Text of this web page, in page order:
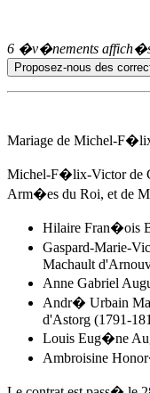
6 �v�nements
Mariage de Michel-
Michel-F�lix-Victor de
Arm�es du Roi, et de
Hilaire Fran�ois
Gaspard-Marie-
Machault
Anne Gabriel
Andr� Urbain
d'Astorg (1791-
Louis Eug�ne
Ambroisine